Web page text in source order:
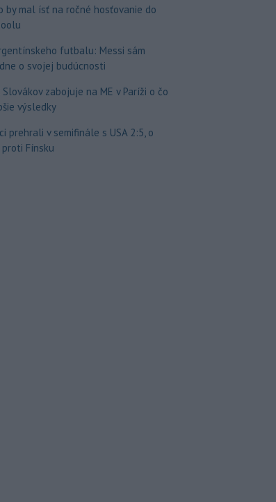
by mal ísť na ročné hosťovanie do
futbalu: Messi sám
o svojej budúcnosti
Slovákov zabojuje na ME v Paríži o čo
výsledky
prehrali v semifinále s USA 2:5, o
Fínsku